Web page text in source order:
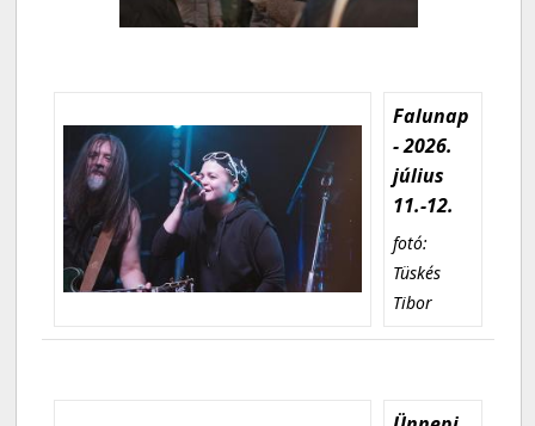
Falunap
- 2026.
július
11.-12.
fotó:
Tüskés
Tibor